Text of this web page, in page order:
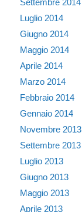
Settembre 2014
Luglio 2014
Giugno 2014
Maggio 2014
Aprile 2014
Marzo 2014
Febbraio 2014
Gennaio 2014
Novembre 2013
Settembre 2013
Luglio 2013
Giugno 2013
Maggio 2013
Aprile 2013